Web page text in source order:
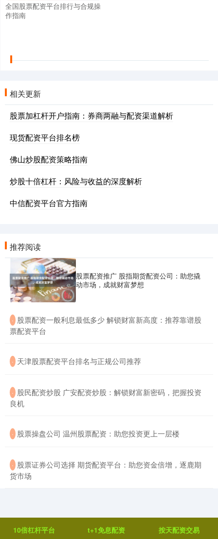
全国股票配资平台排行与合规操
作指南
相关更新
股票加杠杆开户指南：券商两融与配资渠道解析
现货配资平台排名榜
佛山炒股配资策略指南
炒股十倍杠杆：风险与收益的深度解析
中信配资平台官方指南
推荐阅读
股票配资推广 股指期货配资公司：助您撬
动市场，成就财富梦想
· ​股票配资一般利息最低多少 解锁财富新高度：推荐靠谱股
票配资平台
· ​天津股票配资平台排名与正规公司推荐
· ​股民配资炒股 广安配资炒股：解锁财富新密码，把握投资
良机
· ​股票操盘公司 温州股票配资：助您投资更上一层楼
· ​股票证券公司选择 期货配资平台：助您资金倍增，逐鹿期
货市场
10倍杠杆平台 t+1免息配资 按天配资交易